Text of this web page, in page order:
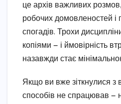
це архів важливих
робочих домовленостей і
спогадів. Трохи
копіями — і ймовірність
назавжди стає
Якщо ви вже зіткнулися з
способів не спрацював —